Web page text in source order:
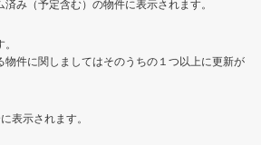
件に関しましてはそのうちの１つ以上に更新が
表示されます。